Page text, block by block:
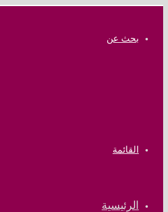
بحث عن
القائمة
الرئيسية